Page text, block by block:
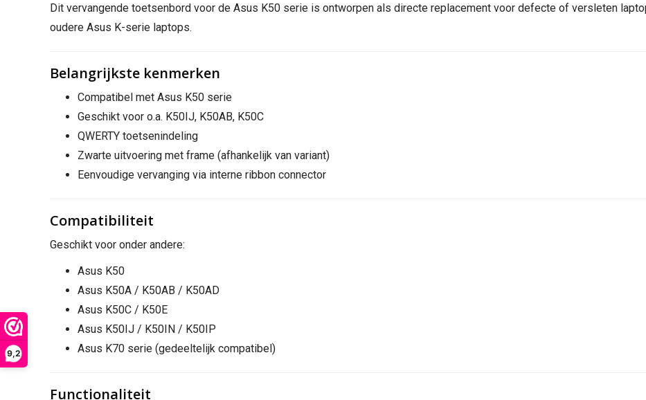
9,2
Dit vervangende toetsenbord voor de Asus K50 serie is ontworpen als directe replacement voor defecte of versleten
oudere Asus K-serie laptops.
Belangrijkste kenmerken
Compatibel met Asus K50 serie
Geschikt voor o.a. K50IJ, K50AB, K50C
QWERTY toetsenindeling
Zwarte uitvoering met frame (afhankelijk van variant)
Eenvoudige vervanging via interne ribbon connector
Compatibiliteit
Geschikt voor onder andere:
Asus K50
Asus K50A / K50AB / K50AD
Asus K50C / K50E
Asus K50IJ / K50IN / K50IP
Asus K70 serie (gedeeltelijk compatibel)
Functionaliteit